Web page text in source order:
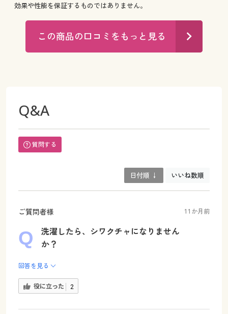
効果や性能を保証するものではありません。
この商品の口コミをもっと見る
Q&A
質問する
日付順 ↓ いいね数順
ご質問者様 11か月前
洗濯したら、シワクチャになりません
か？
回答を見る
役に立った 2